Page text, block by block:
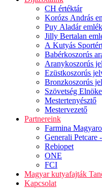
CH értéktár
Korózs András
Puy Aladár
Jilly Bertalan
A Kutyás
Babérkoszorús
Aranykoszorús
Ezüstkoszorús
Bronzkoszorús
Szövetség
Mestertenyésztő
Mestervezető
Partnereink
Farmina
Generali
Rebiopet
ONE
FCI
Magyar kutyafajták
Kapcsolat